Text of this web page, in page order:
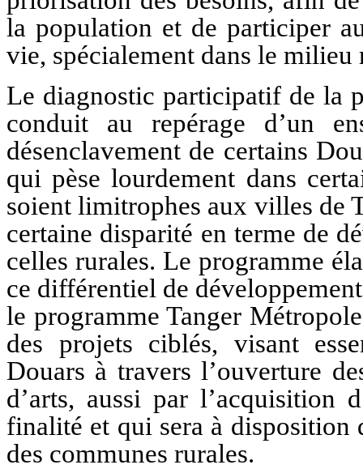
la population et de participer
vie, spécialement dans le milieu
Le diagnostic participatif de la
conduit au repérage d’un
désenclavement de certains
qui pèse lourdement dans
soient limitrophes aux villes de
certaine disparité en terme de
celles rurales. Le programme
ce différentiel de
le programme Tanger
des projets ciblés, visant
Douars à travers l’ouverture
d’arts, aussi par l’acquisition
finalité et qui sera à
des communes rurales.